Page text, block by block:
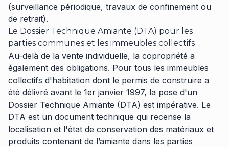
(surveillance périodique, travaux de confinement ou
de retrait).
Le Dossier Technique Amiante (DTA) pour les
parties communes et les immeubles collectifs
Au-delà de la vente individuelle, la copropriété a
également des obligations. Pour tous les immeubles
collectifs d'habitation dont le permis de construire a
été délivré avant le 1er janvier 1997, la pose d'un
Dossier Technique Amiante (DTA) est impérative. Le
DTA est un document technique qui recense la
localisation et l'état de conservation des matériaux et
produits contenant de l’amiante dans les parties